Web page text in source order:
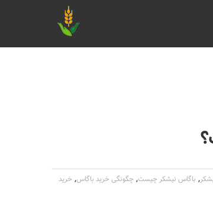
, باگاس نیشکر چیست, چگونگی خرید باگاس, خرید